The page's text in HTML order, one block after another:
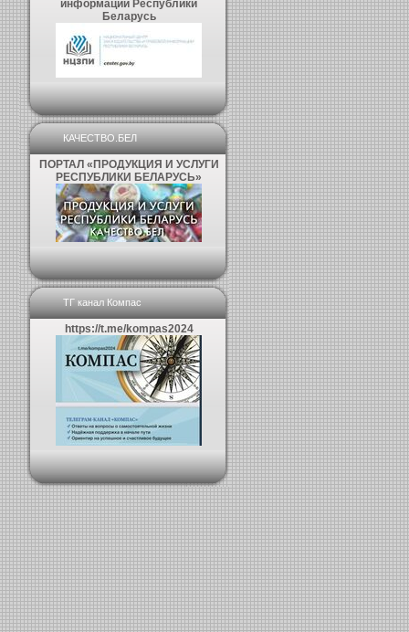
информации Республики
Беларусь
КАЧЕСТВО.БЕЛ
ПОРТАЛ «ПРОДУКЦИЯ И УСЛУГИ
РЕСПУБЛИКИ БЕЛАРУСЬ»
ТГ канал Компас
https://t.me/kompas2024